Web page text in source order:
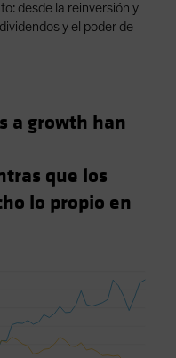
desde la reinversión y
y el poder de
a growth han
que los
lo propio en